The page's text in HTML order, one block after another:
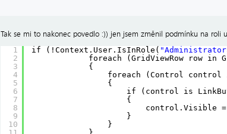
Tak se mi to nakonec povedlo :)) jen jsem změnil podmínku na roli
1
2
3
4
5
6
7
8
9
10
if (!Context.User.IsInRole(
foreach (GridViewRow row in
{
foreach (Control
{
if (control is
{
control.Visible
}
}